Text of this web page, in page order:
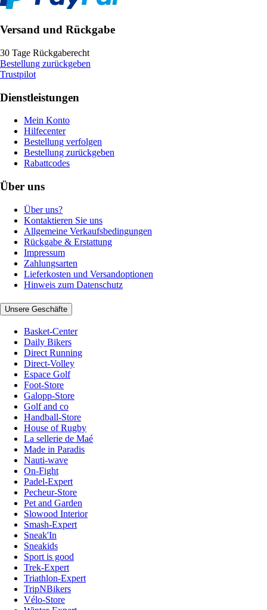
Versand und Rückgabe
30 Tage Rückgaberecht
Bestellung zurückgeben
Trustpilot
Dienstleistungen
Mein Konto
Hilfecenter
Bestellung verfolgen
Bestellung zurückgeben
Rabattcodes
Über uns
Über uns?
Kontaktieren Sie uns
Allgemeine Verkaufsbedingungen
Rückgabe & Erstattung
Impressum
Zahlungsarten
Lieferkosten und Versandoptionen
Hinweis zum Datenschutz
Unsere Geschäfte
Basket-Center
Daily Bikers
Direct Running
Direct-Volley
Espace Golf
Foot-Store
Galopp-Store
Golf and co
Handball-Store
House of Rugby
La sellerie de Maé
Made in Paradis
Nauti-wave
On-Fight
Padel-Expert
Pecheur-Store
Pet and Garden
Slowood Interior
Smash-Expert
Sneak'In
Sneakids
Sport is good
Trek-Expert
Triathlon-Expert
TripNBikers
Vélo-Store